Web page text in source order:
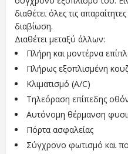
διαθέτει όλες τις
διαβίωση.
Διαθέτει μεταξύ άλλων:
Πλήρη και μοντέρνα
Πλήρως εξοπλισμένη
Κλιματισμό (A/C)
Τηλεόραση επίπεδης
Αυτόνομη θέρμανση
Πόρτα ασφαλείας
Σύγχρονο φωτισμό και